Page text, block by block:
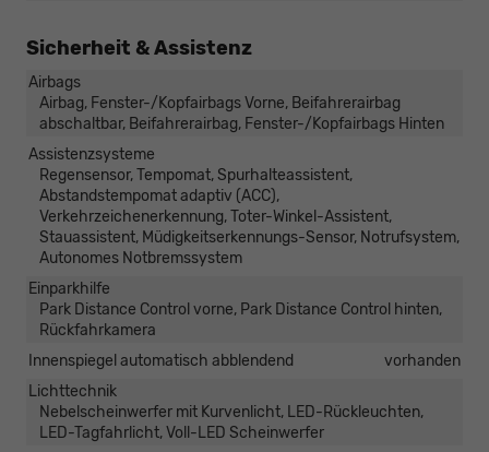
Sicherheit & Assistenz
Airbags
Airbag, Fenster-/Kopfairbags Vorne, Beifahrerairbag
abschaltbar, Beifahrerairbag, Fenster-/Kopfairbags Hinten
Assistenzsysteme
Regensensor, Tempomat, Spurhalteassistent,
Abstandstempomat adaptiv (ACC),
Verkehrzeichenerkennung, Toter-Winkel-Assistent,
Stauassistent, Müdigkeitserkennungs-Sensor, Notrufsystem,
Autonomes Notbremssystem
Einparkhilfe
Park Distance Control vorne, Park Distance Control hinten,
Rückfahrkamera
Innenspiegel automatisch abblendend
vorhanden
Lichttechnik
Nebelscheinwerfer mit Kurvenlicht, LED-Rückleuchten,
LED-Tagfahrlicht, Voll-LED Scheinwerfer